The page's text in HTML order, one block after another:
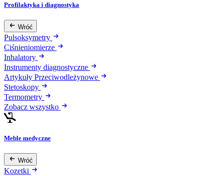
Profilaktyka i diagnostyka
Wróć
Pulsoksymetry
Ciśnieniomierze
Inhalatory
Instrumenty diagnostyczne
Artykuły Przeciwodleżynowe
Stetoskopy
Termometry
Zobacz wszystko
Meble medyczne
Wróć
Kozetki